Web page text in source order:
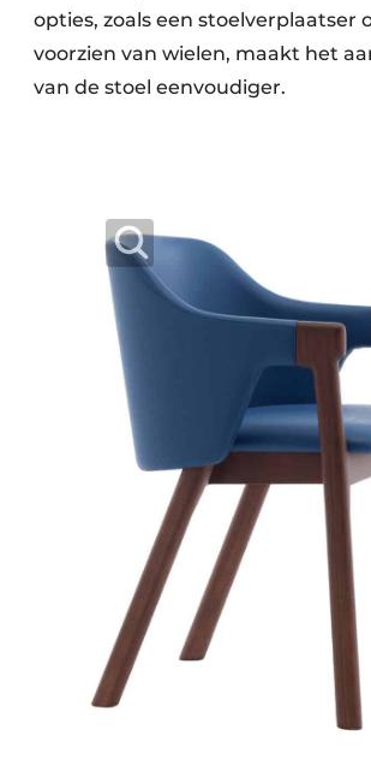
opties, zoals een stoelverplaatser
voorzien van wielen, maakt het
van de stoel eenvoudiger.